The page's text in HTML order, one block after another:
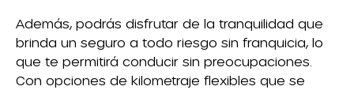
Además, podrás disfrutar de la tranquilidad que
brinda un seguro a todo riesgo sin franquicia, lo
que te permitirá conducir sin preocupaciones.
Con opciones de kilometraje flexibles que se